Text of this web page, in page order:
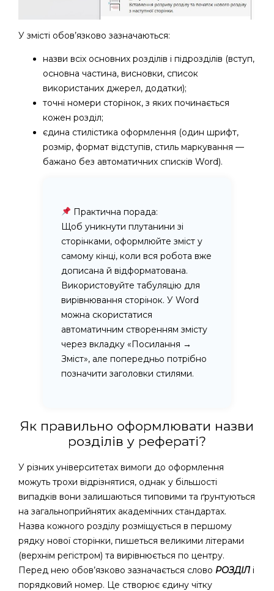
У змісті обов’язково зазначаються:
назви всіх основних розділів і підрозділів (вступ,
основна частина, висновки, список
використаних джерел, додатки);
точні номери сторінок, з яких починається
кожен розділ;
єдина стилістика оформлення (один шрифт,
розмір, формат відступів, стиль маркування —
бажано без автоматичних списків Word).
Практична порада:
Щоб уникнути плутанини зі
сторінками, оформлюйте зміст у
самому кінці, коли вся робота вже
дописана й відформатована.
Використовуйте табуляцію для
вирівнювання сторінок. У Word
можна скористатися
автоматичним створенням змісту
через вкладку «Посилання →
Зміст», але попередньо потрібно
позначити заголовки стилями.
Як правильно оформлювати назви
розділів у рефераті?
У різних університетах вимоги до оформлення
можуть трохи відрізнятися, однак у більшості
випадків вони залишаються типовими та ґрунтуються
на загальноприйнятих академічних стандартах.
Назва кожного розділу розміщується в першому
рядку нової сторінки, пишеться великими літерами
(верхнім регістром) та вирівнюється по центру.
Перед нею обов’язково зазначається слово РОЗДІЛ і
порядковий номер. Це створює єдину чітку